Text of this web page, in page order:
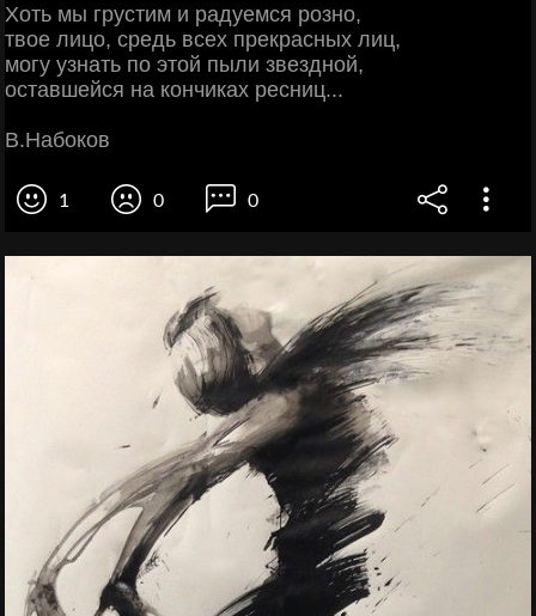
Хоть мы грустим и радуемся розно,
твое лицо, средь всех прекрасных лиц,
могу узнать по этой пыли звездной,
оставшейся на кончиках ресниц...
В.Набоков
1 0 0